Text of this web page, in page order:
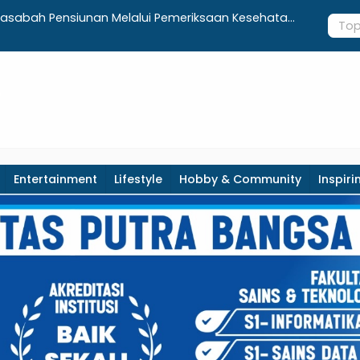
Rumah di Kebumen, Pastikan Hunian Layak bagi
Murid
Perak di
Entertainment Lifestyle Hobby & Community